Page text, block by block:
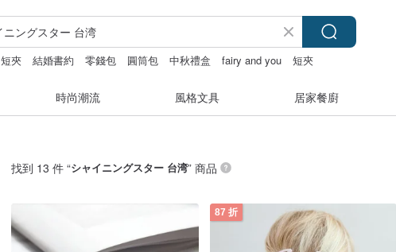
短夾 結婚書約 零錢包 圓筒包 中秋禮盒 fairy and you 短夾
時尚潮流 風格文具 居家餐廚
找到 13 件 “シャイニングスター 台湾” 商品
87 折